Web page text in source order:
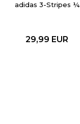
adidas 3-Stripes ¼
29,99 EUR